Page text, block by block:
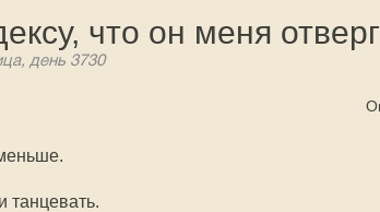
что он меня отверг
день 3730
танцевать.